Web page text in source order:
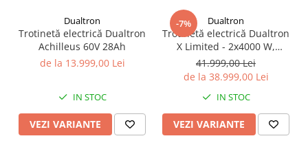
Dualtron
Trotinetă electrică Dualtron
Achilleus 60V 28Ah
de la 13.999,00 Lei
IN STOC
VEZI VARIANTE
-7% Dualtron
Trotinetă electrică Dualtron
X Limited - 2х4000 W,
Baterie 84V 60Ah LG,
Autonomie 200km
41.999,00 Lei
de la 38.999,00 Lei
IN STOC
VEZI VARIANTE